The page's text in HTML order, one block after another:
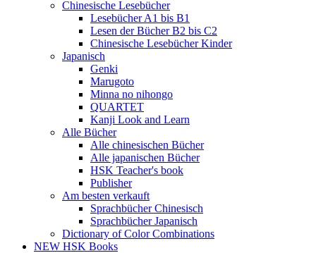
Chinesische Lesebücher
Lesebücher A1 bis B1
Lesen der Bücher B2 bis C2
Chinesische Lesebücher Kinder
Japanisch
Genki
Marugoto
Minna no nihongo
QUARTET
Kanji Look and Learn
Alle Bücher
Alle chinesischen Bücher
Alle japanischen Bücher
HSK Teacher's book
Publisher
Am besten verkauft
Sprachbücher Chinesisch
Sprachbücher Japanisch
Dictionary of Color Combinations
NEW HSK Books